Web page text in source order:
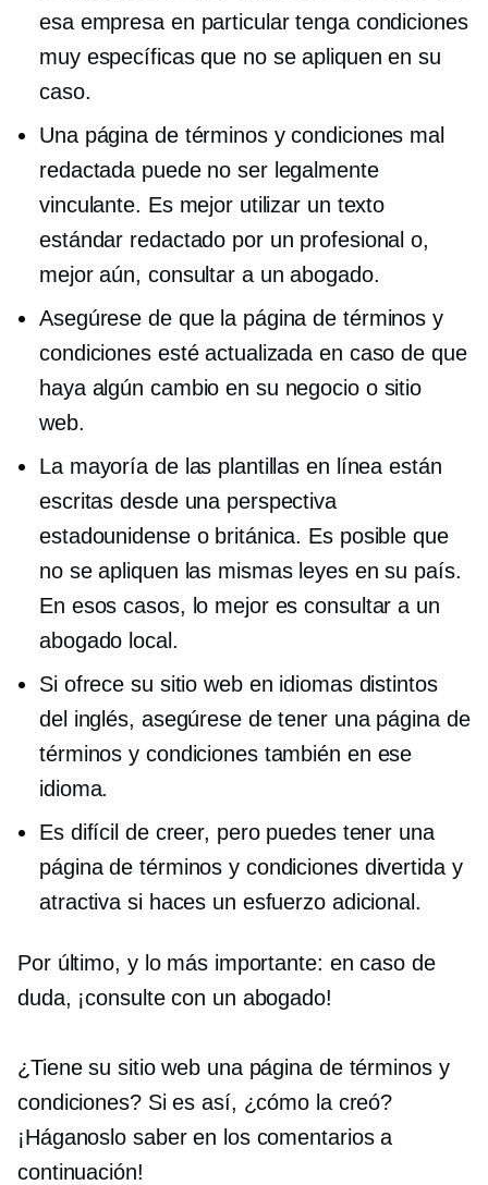
esa empresa en particular tenga condiciones
muy específicas que no se apliquen en su
caso.
Una página de términos y condiciones mal
redactada puede no ser legalmente
vinculante. Es mejor utilizar un texto
estándar redactado por un profesional o,
mejor aún, consultar a un abogado.
Asegúrese de que la página de términos y
condiciones esté actualizada en caso de que
haya algún cambio en su negocio o sitio
web.
La mayoría de las plantillas en línea están
escritas desde una perspectiva
estadounidense o británica. Es posible que
no se apliquen las mismas leyes en su país.
En esos casos, lo mejor es consultar a un
abogado local.
Si ofrece su sitio web en idiomas distintos
del inglés, asegúrese de tener una página de
términos y condiciones también en ese
idioma.
Es difícil de creer, pero puedes tener una
página de términos y condiciones divertida y
atractiva si haces un esfuerzo adicional.
Por último, y lo más importante: en caso de
duda, ¡consulte con un abogado!
¿Tiene su sitio web una página de términos y
condiciones? Si es así, ¿cómo la creó?
¡Háganoslo saber en los comentarios a
continuación!